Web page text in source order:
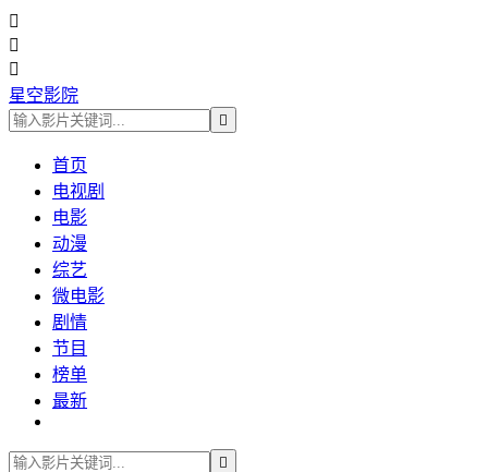



星空影院

首页
电视剧
电影
动漫
综艺
微电影
剧情
节目
榜单
最新
